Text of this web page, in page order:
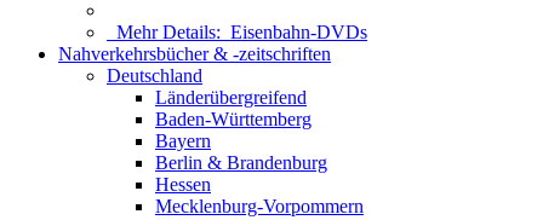
Mehr Details: Eisenbahn-DVDs
Nahverkehrsbücher & -zeitschriften
Deutschland
Länderübergreifend
Baden-Württemberg
Bayern
Berlin & Brandenburg
Hessen
Mecklenburg-Vorpommern